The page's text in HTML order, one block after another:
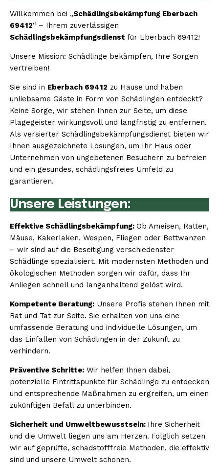
Willkommen bei „Schädlingsbekämpfung Eberbach
69412“ – Ihrem zuverlässigen
Schädlingsbekämpfungsdienst für Eberbach 69412!
Unsere Mission: Schädlinge bekämpfen, Ihre Sorgen
vertreiben!
Sie sind in Eberbach 69412 zu Hause und haben
unliebsame Gäste in Form von Schädlingen entdeckt?
Keine Sorge, wir stehen Ihnen zur Seite, um diese
Plagegeister wirkungsvoll und langfristig zu entfernen.
Als versierter Schädlingsbekämpfungsdienst bieten wir
Ihnen ausgezeichnete Lösungen, um Ihr Haus oder
Unternehmen von ungebetenen Besuchern zu befreien
und ein gesundes, schädlingsfreies Umfeld zu
garantieren.
Unsere Leistungen:
Effektive Schädlingsbekämpfung: Ob Ameisen, Ratten,
Mäuse, Kakerlaken, Wespen, Fliegen oder Bettwanzen
– wir sind auf die Beseitigung verschiedenster
Schädlinge spezialisiert. Mit modernsten Methoden und
ökologischen Methoden sorgen wir dafür, dass Ihr
Anliegen schnell und langanhaltend gelöst wird.
Kompetente Beratung: Unsere Profis stehen Ihnen mit
Rat und Tat zur Seite. Sie erhalten von uns eine
umfassende Beratung und individuelle Lösungen, um
das Einfallen von Schädlingen in der Zukunft zu
verhindern.
Präventive Schritte: Wir helfen Ihnen dabei,
potenzielle Eintrittspunkte für Schädlinge zu entdecken
und entsprechende Maßnahmen zu ergreifen, um einen
zukünftigen Befall zu unterbinden.
Sicherheit und Umweltbewusstsein: Ihre Sicherheit
und die Umwelt liegen uns am Herzen. Folglich setzen
wir auf geprüfte, schadstofffreie Methoden, die effektiv
sind und unsere Umwelt schonen.